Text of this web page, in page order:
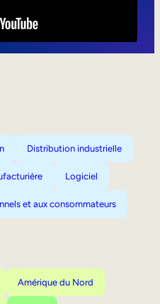
Distribution industrielle
Logiciel
et aux consommateurs
Amérique du Nord